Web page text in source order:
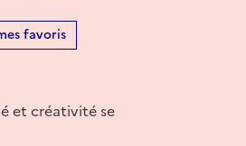
favoris
et créativité se